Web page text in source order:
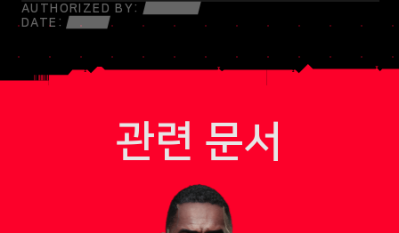
AUTHORIZED BY:
DATE:
관련 문서